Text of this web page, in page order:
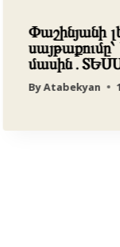
Փաշինյանի
ByAtabekyan